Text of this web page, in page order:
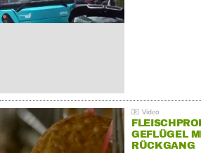
GEFLÜGEL
ÜCKGANG